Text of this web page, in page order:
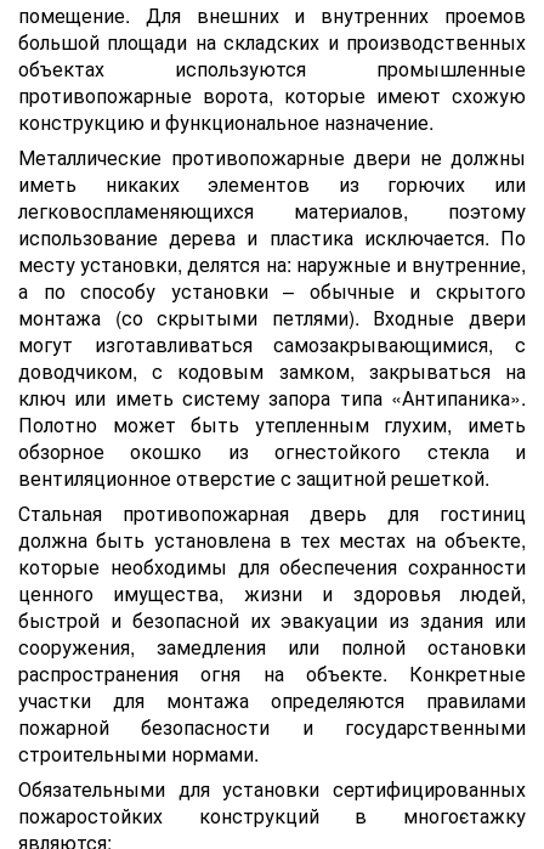
помещение. Для внешних и внутренних проемов
большой площади на складских и производственных
объектах используются промышленные
противопожарные ворота, которые имеют схожую
конструкцию и функциональное назначение.
Металлические противопожарные двери не должны
иметь никаких элементов из горючих или
легковоспламеняющихся материалов, поэтому
использование дерева и пластика исключается. По
месту установки, делятся на: наружные и внутренние,
а по способу установки – обычные и скрытого
монтажа (со скрытыми петлями). Входные двери
могут изготавливаться самозакрывающимися, с
доводчиком, с кодовым замком, закрываться на
ключ или иметь систему запора типа «Антипаника».
Полотно может быть утепленным глухим, иметь
обзорное окошко из огнестойкого стекла и
вентиляционное отверстие с защитной решеткой.
Стальная противопожарная дверь для гостиниц
должна быть установлена в тех местах на объекте,
которые необходимы для обеспечения сохранности
ценного имущества, жизни и здоровья людей,
быстрой и безопасной их эвакуации из здания или
сооружения, замедления или полной остановки
распространения огня на объекте. Конкретные
участки для монтажа определяются правилами
пожарной безопасности и государственными
строительными нормами.
Обязательными для установки сертифицированных
пожаростойких конструкций в многоєтажку
являются: